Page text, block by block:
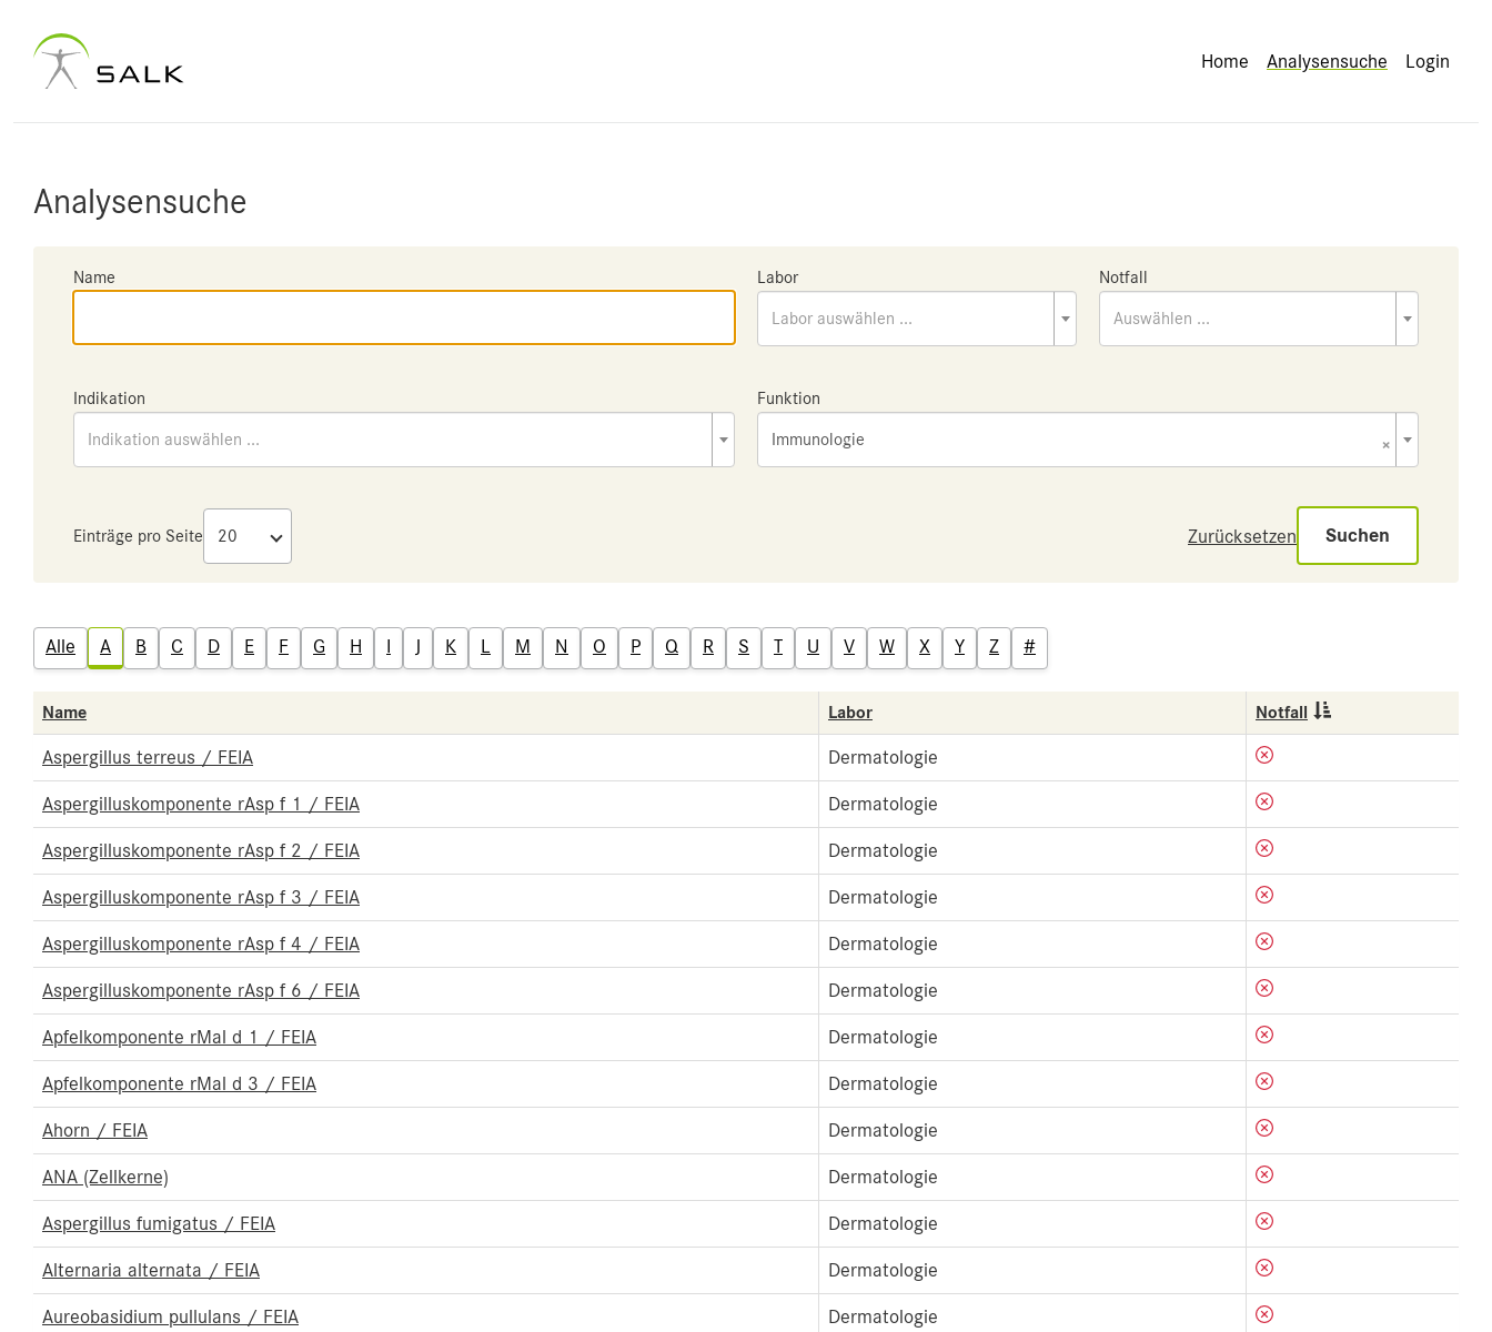
Home Analysensuche Login
Analysensuche
Name Labor
Labor auswählen ...
Notfall
Auswählen ...
Indikation
Indikation auswählen ...
Funktion
×
Immunologie
Einträge pro Seite Zurücksetzen Suchen
Alle A B C D E F G H I J K L M N O P Q R S T U V W X Y Z #
Name Labor Notfall
Aspergillus terreus / FEIA Dermatologie
Aspergilluskomponente rAsp f 1 / FEIA Dermatologie
Aspergilluskomponente rAsp f 2 / FEIA Dermatologie
Aspergilluskomponente rAsp f 3 / FEIA Dermatologie
Aspergilluskomponente rAsp f 4 / FEIA Dermatologie
Aspergilluskomponente rAsp f 6 / FEIA Dermatologie
Apfelkomponente rMal d 1 / FEIA Dermatologie
Apfelkomponente rMal d 3 / FEIA Dermatologie
Ahorn / FEIA Dermatologie
ANA (Zellkerne) Dermatologie
Aspergillus fumigatus / FEIA Dermatologie
Alternaria alternata / FEIA Dermatologie
Aureobasidium pullulans / FEIA Dermatologie